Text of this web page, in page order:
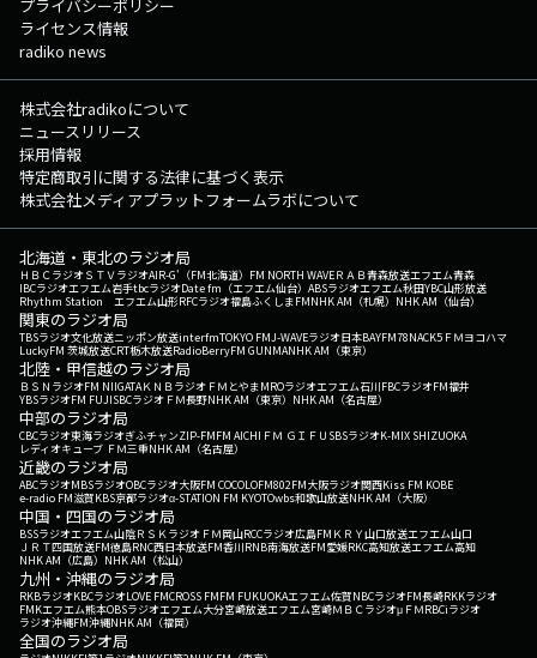
プライバシーポリシー
ライセンス情報
radiko news
株式会社radikoについて
ニュースリリース
採用情報
特定商取引に関する法律に基づく表示
株式会社メディアプラットフォームラボについて
北海道・東北のラジオ局
ＨＢＣラジオＳＴＶラジオAIR-G'（FM北海道） FM NORTH WAVEＲＡＢ青森放送エフエム青森
IBCラジオエフエム岩手tbcラジオDate fm（エフエム仙台） ABSラジオエフエム秋田YBC山形放送
Rhythm Station エフエム山形RFCラジオ福島ふくしまFMNHK AM（札幌） NHK AM（仙台）
関東のラジオ局
TBSラジオ文化放送ニッポン放送interfmTOKYO FMJ-WAVEラジオ日本BAYFM78NACK5 ＦＭヨコハマ
LuckyFM 茨城放送CRT栃木放送RadioBerryFM GUNMANHK AM（東京）
北陸・甲信越のラジオ局
ＢＳＮラジオFM NIIGATAＫＮＢラジオ ＦＭとやまMROラジオエフエム石川FBCラジオFM福井
YBSラジオFM FUJISBCラジオ ＦＭ長野NHK AM（東京） NHK AM（名古屋）
中部のラジオ局
CBCラジオ東海ラジオぎふチャンZIP-FMFM AICHI ＦＭ ＧＩＦＵ SBSラジオK-MIX SHIZUOKA
レディオキューブ ＦＭ三重NHK AM（名古屋）
近畿のラジオ局
ABCラジオMBSラジオOBCラジオ大阪FM COCOLOFM802FM大阪ラジオ関西Kiss FM KOBE
e-radio FM滋賀KBS京都ラジオα-STATION FM KYOTOwbs和歌山放送NHK AM（大阪）
中国・四国のラジオ局
BSSラジオエフエム山陰ＲＳＫラジオ ＦＭ岡山RCCラジオ広島FM ＫＲＹ山口放送エフエム山口
ＪＲＴ四国放送FM徳島RNC西日本放送FM香川RNB南海放送FM愛媛RKC高知放送エフエム高知
NHK AM（広島） NHK AM（松山）
九州・沖縄のラジオ局
RKBラジオKBCラジオLOVE FMCROSS FMFM FUKUOKAエフエム佐賀NBCラジオFM長崎RKKラジオ
FMKエフエム熊本OBSラジオエフエム大分宮崎放送エフエム宮崎ＭＢＣラジオμＦＭRBCiラジオ
ラジオ沖縄FM沖縄NHK AM（福岡）
全国のラジオ局